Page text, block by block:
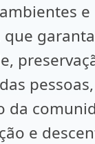
e
pessoas,
da
e